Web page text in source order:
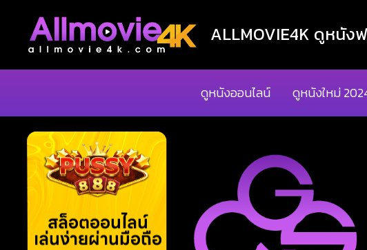
ALLMOVIE4K ดูหนัง
ดูหนังออนไลน์ ดูหนังใหม่